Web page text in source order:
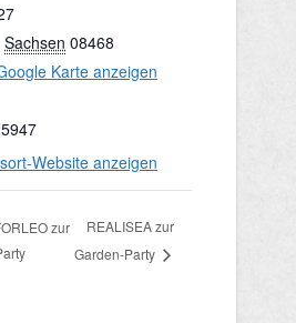
Sachsen 08468
Karte anzeigen
Website anzeigen
zur
REALISEA zur
Garden-Party